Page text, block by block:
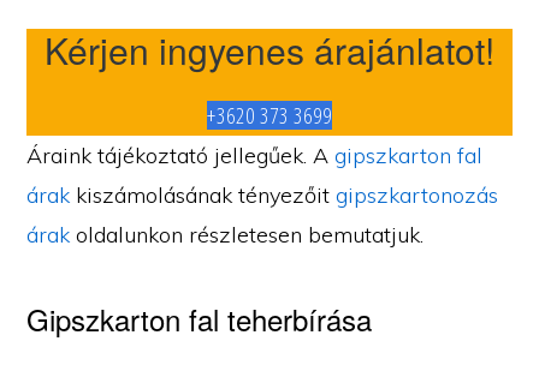
Kérjen ingyenes árajánlatot!
+3620 373 3699
Áraink tájékoztató jellegűek. Agipszkarton fal
árak kiszámolásának tényezőitgipszkartonozás
árak oldalunkon részletesen bemutatjuk.
Gipszkarton fal teherbírása